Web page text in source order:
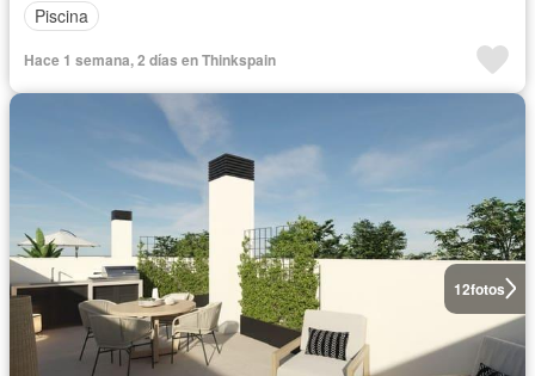
Piscina
Hace 1 semana, 2 días en Thinkspain
12fotos